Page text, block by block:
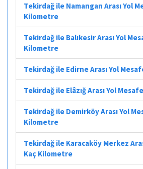
Tekirdağ ile Namangan Arası Yol
Kilometre
Tekirdağ ile Balıkesir Arası Yol
Kilometre
Tekirdağ ile Edirne Arası Yol
Tekirdağ ile Elâzığ Arası Yol
Tekirdağ ile Demirköy Arası Yol
Kilometre
Tekirdağ ile Karacaköy Merkez
Kaç Kilometre